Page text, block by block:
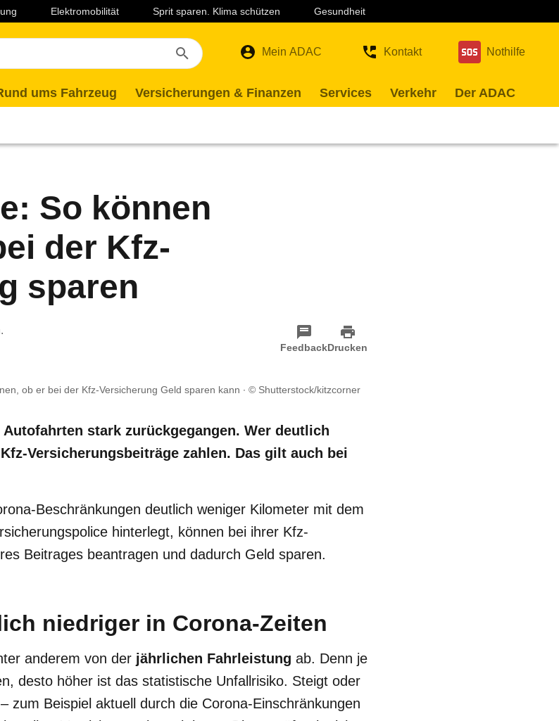
Elektromobilität Sprit sparen. Klima schützen Gesundheit
Mein ADAC Kontakt Nothilfe
ums Fahrzeug Versicherungen & Finanzen Services Verkehr Der ADAC
So können
der Kfz-
sparen
FeedbackDrucken
ob er bei der Kfz-Versicherung Geld sparen kann © Shutterstock/kitzcorner
stark zurückgegangen. Wer deutlich
Versicherungsbeiträge zahlen. Das gilt auch bei
Beschränkungen deutlich weniger Kilometer mit dem
hinterlegt, können bei ihrer Kfz-
Beitrages beantragen und dadurch Geld sparen.
niedriger in Corona-Zeiten
anderem von der jährlichen Fahrleistung ab. Denn je
desto höher ist das statistische Unfallrisiko. Steigt oder
zum Beispiel aktuell durch die Corona-Einschränkungen